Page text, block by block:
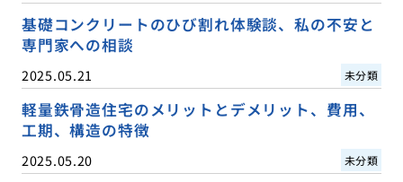
基礎コンクリートのひび割れ体験談、私の不安と
専門家への相談
2025.05.21 未分類
軽量鉄骨造住宅のメリットとデメリット、費用、
工期、構造の特徴
2025.05.20 未分類